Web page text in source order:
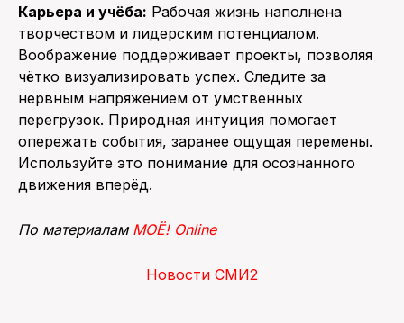
Карьера и учёба: Рабочая жизнь наполнена
творчеством и лидерским потенциалом.
Воображение поддерживает проекты, позволяя
чётко визуализировать успех. Следите за
нервным напряжением от умственных
перегрузок. Природная интуиция помогает
опережать события, заранее ощущая перемены.
Используйте это понимание для осознанного
движения вперёд.
По материалам МОЁ! Online
Новости СМИ2